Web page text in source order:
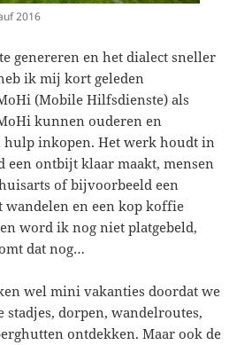
2016
genereren en het dialect sneller
ik mij kort geleden
(Mobile Hilfsdienste) als
kunnen ouderen en
hulp inkopen. Het werk houdt in
een ontbijt klaar maakt, mensen
of bijvoorbeeld een
wandelen en een kop koffie
word ik nog niet platgebeld,
dat nog…
wel mini vakanties doordat we
stadjes, dorpen, wandelroutes,
ontdekken. Maar ook de